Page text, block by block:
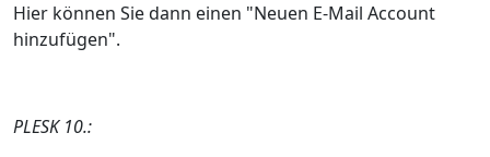
Hier können Sie dann einen "Neuen E-Mail Account
hinzufügen".
PLESK 10.: